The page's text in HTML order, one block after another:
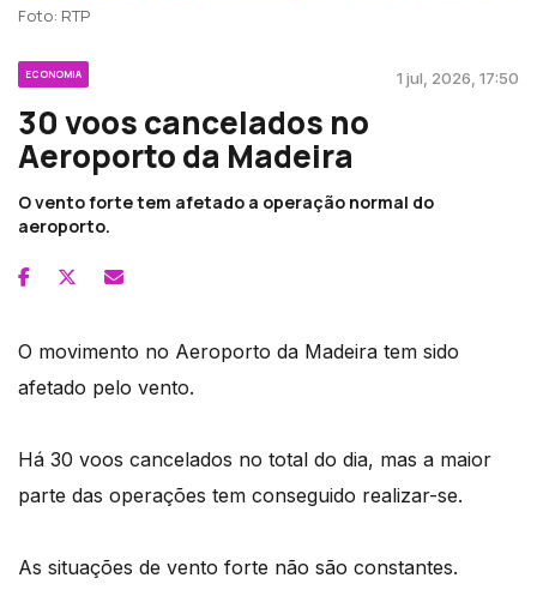
Foto: RTP
ECONOMIA 1 jul, 2026, 17:50
30 voos cancelados no
Aeroporto da Madeira
O vento forte tem afetado a operação normal do
aeroporto.
O movimento no Aeroporto da Madeira tem sido
afetado pelo vento.
Há 30 voos cancelados no total do dia, mas a maior
parte das operações tem conseguido realizar-se.
As situações de vento forte não são constantes.